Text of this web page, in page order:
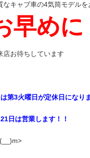
なキャブ車の4気筒モデルを
早めに
店お待ちしています
第3火曜日が定休日になりま
日は営業します！！